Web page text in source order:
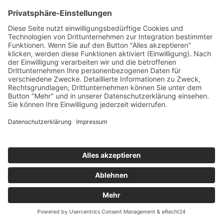
Telefon: (0711) 2332 03
E-Mail: info@sukkysdoglife.de
Versand & Lieferung
Zahlungsarten
Copyright © 2026 Sukkys DogLife Powered by MediaCom-